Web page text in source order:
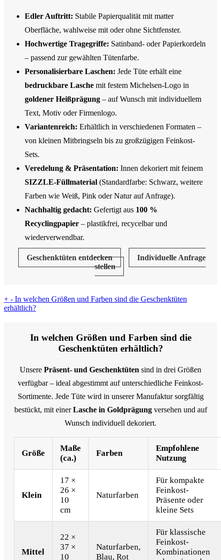
Edler Auftritt: Stabile Papierqualität mit matter
Oberfläche, wahlweise mit oder ohne Sichtfenster.
Hochwertige Tragegriffe: Satinband- oder Papierkordeln
– passend zur gewählten Tütenfarbe.
Personalisierbare Laschen: Jede Tüte erhält eine
bedruckbare Lasche mit festem Michelsen-Logo in
goldener Heißprägung – auf Wunsch mit individuellem
Text, Motiv oder Firmenlogo.
Variantenreich: Erhältlich in verschiedenen Formaten –
von kleinen Mitbringseln bis zu großzügigen Feinkost-
Sets.
Veredelung & Präsentation: Innen dekoriert mit feinem
SIZZLE-Füllmaterial (Standardfarbe: Schwarz, weitere
Farben wie Weiß, Pink oder Natur auf Anfrage).
Nachhaltig gedacht: Gefertigt aus 100 %
Recyclingpapier – plastikfrei, recycelbar und
wiederverwendbar.
Geschenktüten entdecken
Individuelle Anfrage
stellen
+ - In welchen Größen und Farben sind die Geschenktüten
erhältlich?
In welchen Größen und Farben sind die
Geschenktüten erhältlich?
Unsere Präsent- und Geschenktüten sind in drei Größen
verfügbar – ideal abgestimmt auf unterschiedliche Feinkost-
Sortimente. Jede Tüte wird in unserer Manufaktur sorgfältig
bestückt, mit einerLasche in Goldprägungversehen und auf
Wunsch individuell dekoriert.
Größe
Maße
(ca.)
Farben
Empfohlene
Nutzung
Klein
17 ×
26 ×
10
cm
Naturfarben
Für kompakte
Feinkost-
Präsente oder
kleine Sets
Mittel
22 ×
37 ×
10
Naturfarben,
Blau, Rot
Für klassische
Feinkost-
Kombinationen